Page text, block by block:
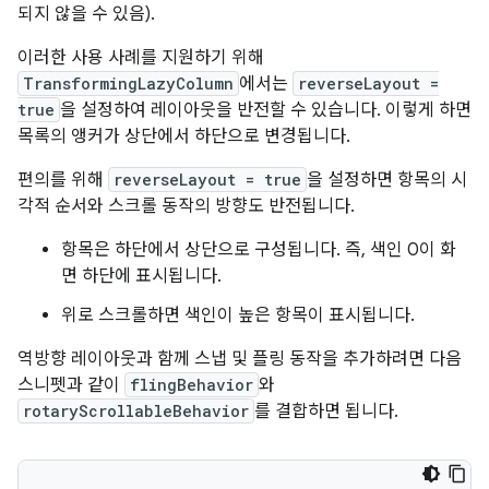
되지 않을 수 있음).
이러한 사용 사례를 지원하기 위해
TransformingLazyColumn 에서는
reverseLayout =
true 을 설정하여 레이아웃을 반전할 수 있습니다. 이렇게 하면
목록의 앵커가 상단에서 하단으로 변경됩니다.
편의를 위해
reverseLayout = true 을 설정하면 항목의 시
각적 순서와 스크롤 동작의 방향도 반전됩니다.
항목은 하단에서 상단으로 구성됩니다. 즉, 색인 0이 화
면 하단에 표시됩니다.
위로 스크롤하면 색인이 높은 항목이 표시됩니다.
역방향 레이아웃과 함께 스냅 및 플링 동작을 추가하려면 다음
스니펫과 같이
flingBehavior 와
rotaryScrollableBehavior 를 결합하면 됩니다.